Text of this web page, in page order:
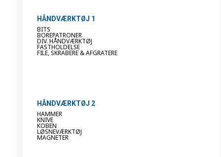
HÅNDVÆRKTØJ 1
BITS
BOREPATRONER
DIV. HÅNDVÆRKTØJ
FASTHOLDELSE
FILE, SKRABERE & AFGRATERE
HÅNDVÆRKTØJ 2
HAMMER
KNIVE
KOBEN
LØSNEVÆRKTØJ
MAGNETER